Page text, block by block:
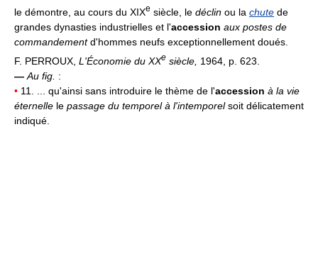
le démontre, au cours du XIXe siècle, le déclin ou la chute de
grandes dynasties industrielles et l'accession aux postes de
commandementd'hommes neufs exceptionnellement doués.
F. PERROUX, L'Économie du XXe siècle, 1964, p. 623.
— Au fig. :
• 11. ... qu'ainsi sans introduire le thème de l'accession à la vie
éternelle le passage du temporel à l'intemporelsoit délicatement
indiqué.